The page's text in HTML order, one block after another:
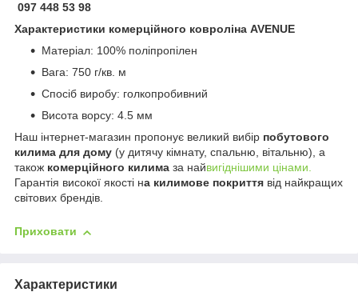
097 448 53 98
Характеристики комерційного ковроліна AVENUE
Матеріал: 100% поліпропілен
Вага: 750 г/кв. м
Спосіб виробу: голкопробивний
Висота ворсу: 4.5 мм
Наш інтернет-магазин пропонує великий вибір побутового
килима для дому (у дитячу кімнату, спальню, вітальню), а
також комерційного килима за найвигіднішими цінами.
Гарантія високої якості на килимове покриття від найкращих
світових брендів.
Приховати
Характеристики